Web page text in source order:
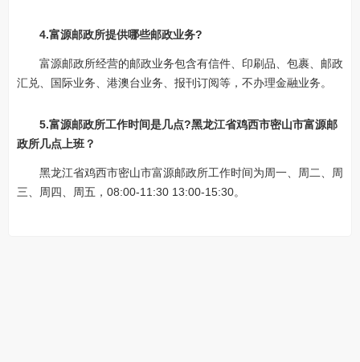
4.富源邮政所提供哪些邮政业务?
富源邮政所经营的邮政业务包含有信件、印刷品、包裹、邮政
汇兑、国际业务、港澳台业务、报刊订阅等，不办理金融业务。
5.富源邮政所工作时间是几点?黑龙江省鸡西市密山市富源邮
政所几点上班？
黑龙江省鸡西市密山市富源邮政所工作时间为周一、周二、周
三、周四、周五，08:00-11:30 13:00-15:30。